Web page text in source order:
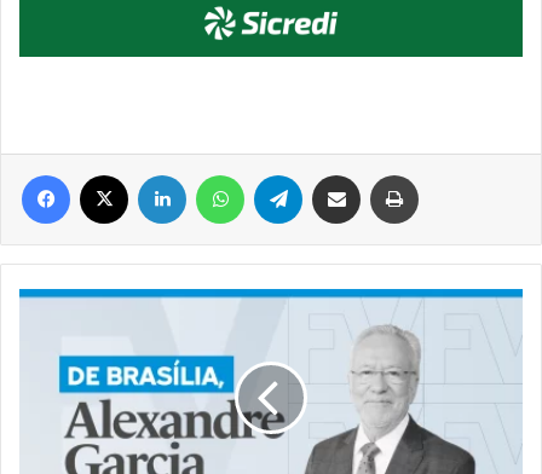
Facebook Linkedin WhatsAppTelegram Compartilhar via e-mail
#AlexandreGarcia
Caminhando